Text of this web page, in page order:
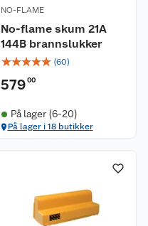
NO-FLAME
No-flame skum 21A
144B brannslukker
☆☆☆☆☆ (60)
57900
På lager (6-20)
På lager i 18 butikker